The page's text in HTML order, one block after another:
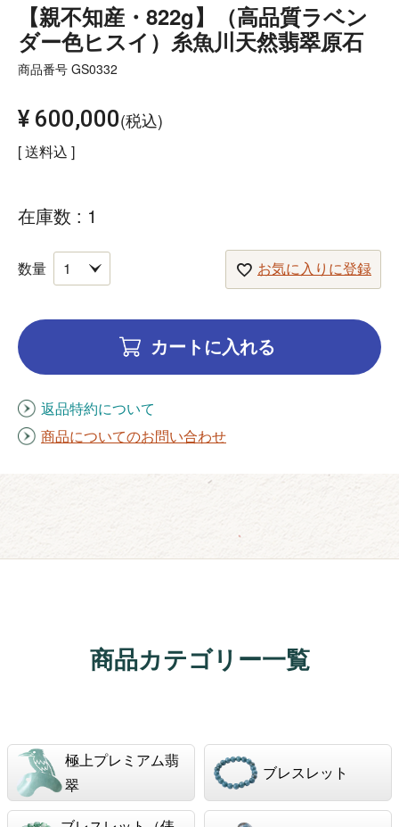
【親不知産・822g】（高品質ラベン
ダー色ヒスイ）糸魚川天然翡翠原石
商品番号 GS0332
¥ 600,000 税込
送料込
在庫数 1
お気に入りに登録
カートに入れる
返品特約について
商品についてのお問い合わせ
商品カテゴリー一覧
極上プレミアム翡
翠
ブレスレット